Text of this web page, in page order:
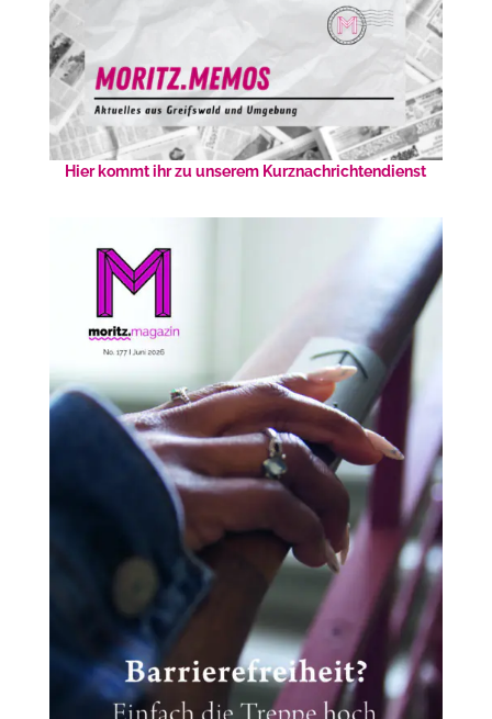
Hier kommt ihr zu unserem Kurznachrichtendienst